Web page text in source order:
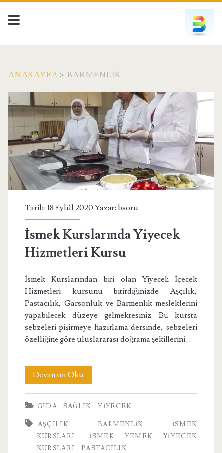
ANASAYFA > BARMENLIK
Etiket:
<span>barmenlik</
Tarih: 18 Eylül 2020 Yazar: bsoru
İsmek Kurslarında Yiyecek
Hizmetleri Kursu
İsmek Kurslarından biri olan Yiyecek İçecek
Hizmetleri kursunu bitirdiğinizde Aşçılık,
Pastacılık, Garsonluk ve Barmenlik mesleklerini
yapabilecek düzeye gelmektesiniz. Bu kursta
sebzeleri pişirmeye hazırlama dersinde, sebzeleri
özelliğine göre uluslararası doğrama şekillerini…
Devamını Okuİsmek
Kurslarında
Yiyecek
Hizmetleri
Kursu
GIDA SAĞLIK YIYECEK
AŞÇILIK BARMENLIK
ISMEK
KURSLARI
ISMEK YEMEK YIYECEK
KURSLARI
PASTACILIK